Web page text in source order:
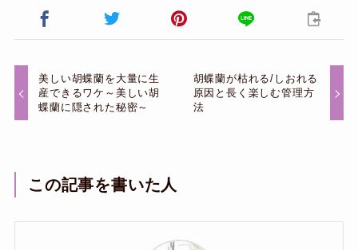
美しい胡蝶蘭を大量に生
産できるワケ～美しい胡
蝶蘭に隠された秘密～
胡蝶蘭が枯れる/しおれる
原因と長く楽しむ管理方
法
この記事を書いた人